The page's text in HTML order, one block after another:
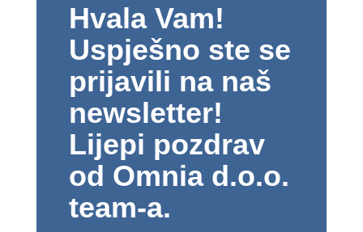
Hvala Vam!
Uspješno ste se
prijavili na naš
newsletter!
Lijepi pozdrav
od Omnia d.o.o.
team-a.